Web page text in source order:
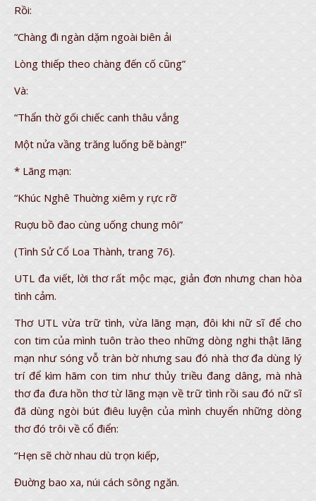
Rồi:
“Chàng đi ngàn dặm ngoài biên ải
Lòng thiếp theo chàng đến cố cũng”
Và:
“Thẩn thờ gối chiếc canh thâu vắng
Một nửa vầng trăng luống bẽ bàng!”
* Lãng mạn:
“Khúc Nghê Thuờng xiêm y rực rỡ
Ruợu bồ đao cùng uống chung môi”
(Tình Sử Cổ Loa Thành, trang 76).
UTL đa viết, lời thơ rất mộc mạc, giản đơn nhưng chan hòa
tình cảm.
Thơ UTL vừa trữ tình, vừa lãng mạn, đôi khi nữ sĩ để cho
con tim của mình tuôn trào theo những dòng nghi thật lãng
mạn như sóng vỗ tràn bờ nhưng sau đó nhà thơ đa dùng lý
trí để kìm hãm con tim như thủy triều đang dâng, mà nhà
thơ đa đưa hồn thơ từ lãng mạn về trữ tình rồi sau đó nữ sĩ
đã dùng ngòi bút điêu luyện của mình chuyển những dòng
thơ đó trôi về cổ điển:
“Hẹn sẽ chờ nhau dù trọn kiếp,
Đuờng bao xa, núi cách sông ngăn.